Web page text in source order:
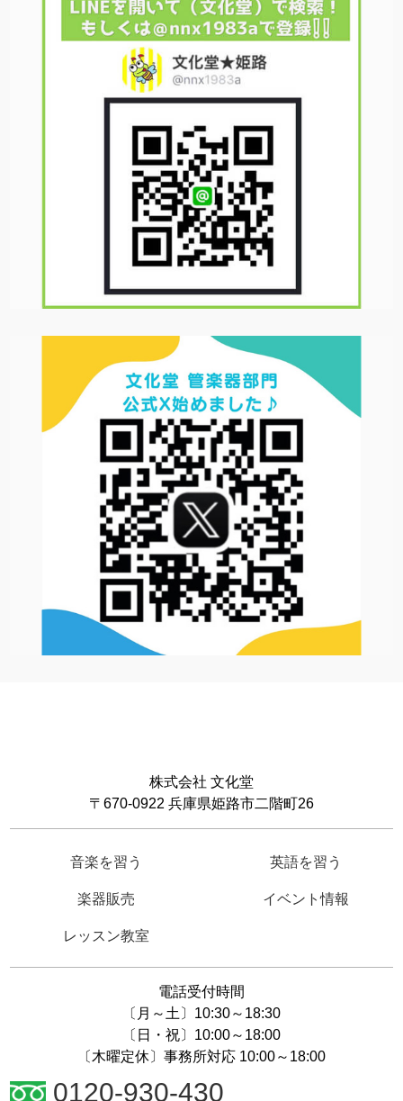
株式会社 文化堂
〒670-0922 兵庫県姫路市二階町26
音楽を習う 英語を習う
楽器販売 イベント情報
レッスン教室
電話受付時間
〔月～土〕10:30～18:30
〔日・祝〕10:00～18:00
〔木曜定休〕事務所対応 10:00～18:00
0120-930-430